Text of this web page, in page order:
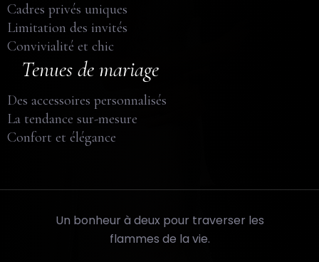
Cadres privés uniques
Limitation des invités
Convivialité et chic
Tenues de mariage
Des accessoires personnalisés
La tendance sur-mesure
Confort et élégance
Un bonheur à deux pour traverser les
flammes de la vie.